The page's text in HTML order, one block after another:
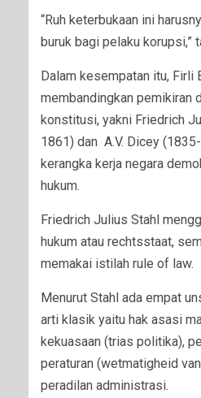
“Ruh keterbukaan ini
buruk bagi pelaku korupsi,”
Dalam kesempatan itu, Firli
membandingkan pemikiran
konstitusi, yakni Friedrich
1861) dan A.V. Dicey
kerangka kerja negara
hukum.
Friedrich Julius Stahl
hukum atau rechtsstaat,
memakai istilah rule of law.
Menurut Stahl ada empat
arti klasik yaitu hak asasi
kekuasaan (trias politika),
peraturan (wetmatigheid
peradilan administrasi.